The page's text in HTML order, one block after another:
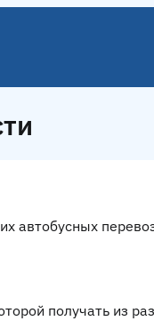
автобусных
получать из